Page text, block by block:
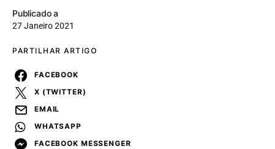
Publicado a
27 Janeiro 2021
PARTILHAR ARTIGO
FACEBOOK
X (TWITTER)
EMAIL
WHATSAPP
FACEBOOK MESSENGER